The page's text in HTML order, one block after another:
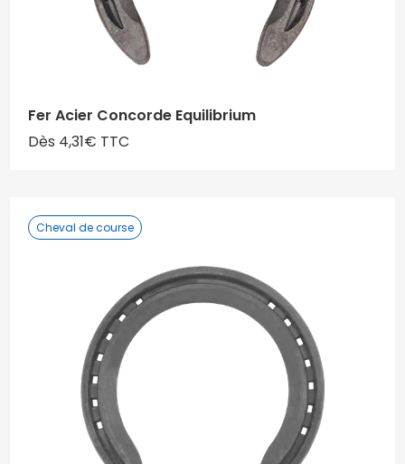
Fer Acier Concorde Equilibrium
Dès 4,31€ TTC
Cheval de course